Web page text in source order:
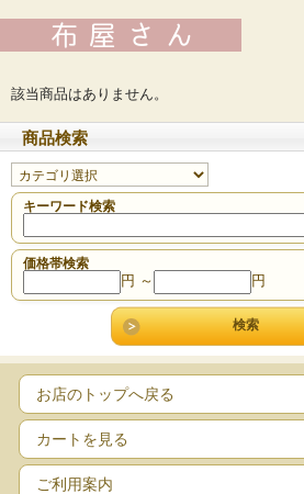
該当商品はありません。
商品検索
キーワード検索
価格帯検索
円 ～ 円
お店のトップへ戻る
カートを見る
ご利用案内